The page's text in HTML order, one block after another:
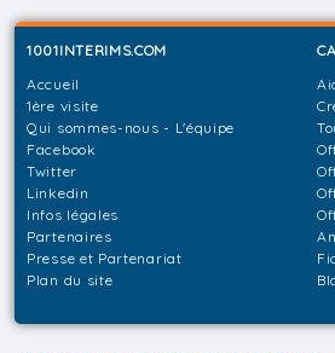
1001INTERIMS.COM
Accueil
1ère visite
Qui sommes-nous - L'équipe
Facebook
Twitter
Linkedin
Infos légales
Partenaires
Presse et Partenariat
Plan du site